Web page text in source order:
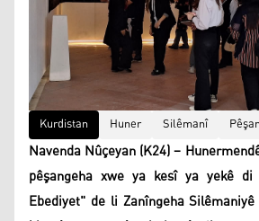
Kurdistan Huner Silêmanî
Navenda Nûçeyan (K24) –
pêşangeha xwe ya kesî ya yekê
Ebediyet" de li Zanîngeha